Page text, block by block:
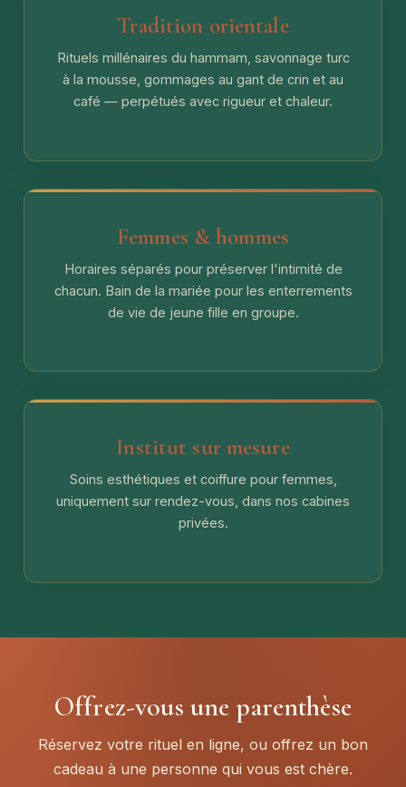
Tradition orientale
Rituels millénaires du hammam, savonnage turc
à la mousse, gommages au gant de crin et au
café — perpétués avec rigueur et chaleur.
Femmes & hommes
Horaires séparés pour préserver l'intimité de
chacun. Bain de la mariée pour les enterrements
de vie de jeune fille en groupe.
Institut sur mesure
Soins esthétiques et coiffure pour femmes,
uniquement sur rendez-vous, dans nos cabines
privées.
Offrez-vous une parenthèse
Réservez votre rituel en ligne, ou offrez un bon
cadeau à une personne qui vous est chère.